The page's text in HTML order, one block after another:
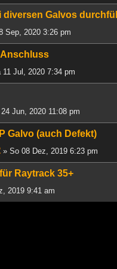
diversen Galvos
Sep, 2020 3:26 pm
Anschluss
11 Jul, 2020 7:34 pm
Jun, 2020 11:08 pm
Galvo (auch Defekt)
» So 08 Dez, 2019 6:23 pm
Raytrack 35+
2019 9:41 am